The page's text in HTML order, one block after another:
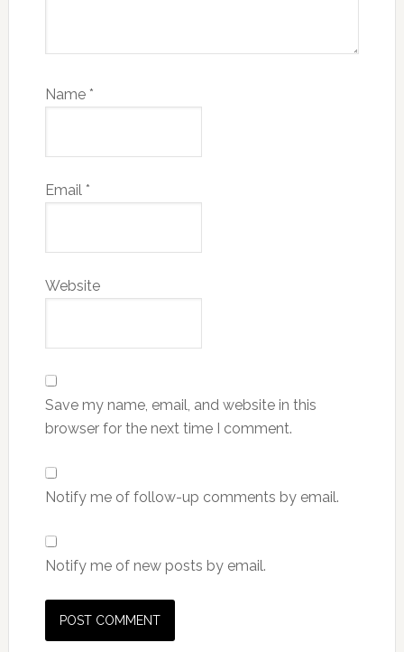
Name *
Email *
Website
Save my name, email, and website in this
browser for the next time I comment.
Notify me of follow-up comments by email.
Notify me of new posts by email.